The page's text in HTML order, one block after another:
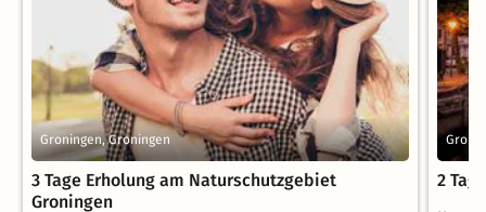
Groningen, Groningen
3 Tage Erholung am Naturschutzgebiet
Groningen
2